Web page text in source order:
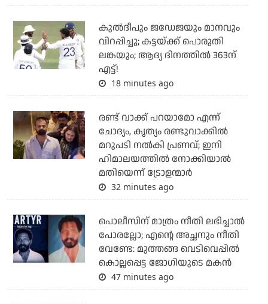
കുല്‍ദീപും ജഡേജയും മാനവും
വിറപ്പിച്ചു; കട്ടയ്ക്ക് പൊരുതി
ലങ്കയും; ആദ്യ ദിനത്തില്‍ 363ന്
എട്ട്!
18 minutes ago
രണ്ട് വാക്ക് പറയാമോ എന്ന്
ചോദ്യം, കൃത്യം രണ്ടുവാക്കില്‍
മറുപടി നല്‍കി പ്രണവ്; ഇനി
ഹിമാലയത്തില്‍ നോക്കിയാല്‍
മതിയെന്ന് ട്രോളന്മാര്‍
32 minutes ago
പൊലീസിന് മാത്രം നീതി ലഭിച്ചാല്‍
പോരല്ലോ; എന്റെ അച്ഛനും നീതി
വേണ്ടേ: മുത്തങ്ങ വെടിവെപ്പില്‍
കൊല്ലപ്പെട്ട ജോഗിയുടെ മകന്‍
47 minutes ago